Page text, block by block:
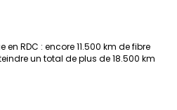
RDC : encore 11.500 km de fibre
un total de plus de 18.500 km